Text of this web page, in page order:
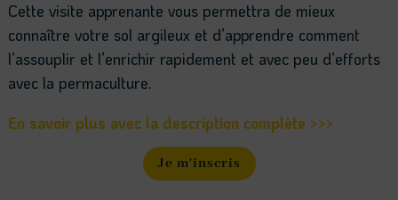
Cette visite apprenante vous permettra de mieux
connaître votre sol argileux et d’apprendre comment
l’assouplir et l’enrichir rapidement et avec peu d’efforts
avec la permaculture.
En savoir plus avec la description complète >>>
Je m'inscris